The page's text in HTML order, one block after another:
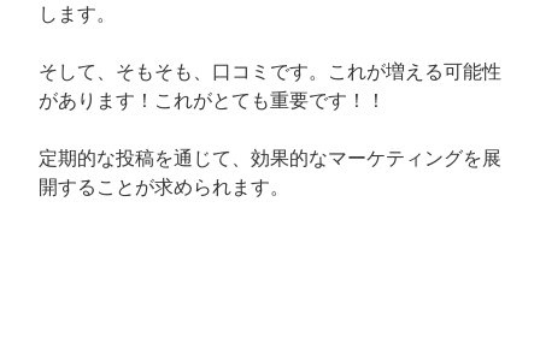
します。
そして、そもそも、口コミです。これが増える可能性
があります！これがとても重要です！！
定期的な投稿を通じて、効果的なマーケティングを展
開することが求められます。